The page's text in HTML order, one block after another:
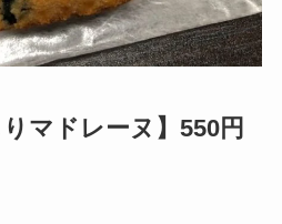
マドレーヌ】550円